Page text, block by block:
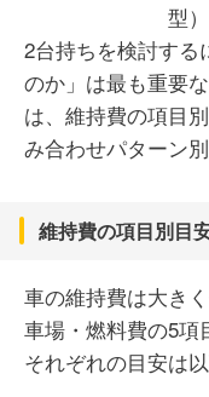
2台持ちを検討する
のか」は最も重要
は、維持費の項目
み合わせパターン
維持費の項目別目
車の維持費は大き
車場・燃料費の5項
それぞれの目安は